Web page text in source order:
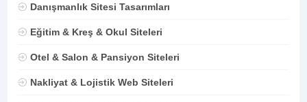
Danışmanlık Sitesi Tasarımları
Eğitim & Kreş & Okul Siteleri
Otel & Salon & Pansiyon Siteleri
Nakliyat & Lojistik Web Siteleri